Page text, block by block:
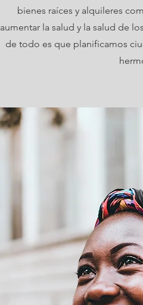
bienes raíces y alquileres
aumentar la salud y la salud de
de todo es que planificamos